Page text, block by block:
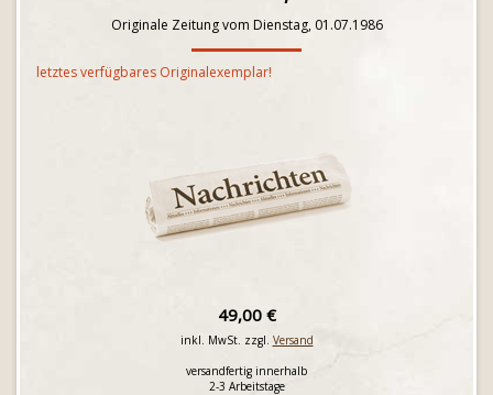
Originale Zeitung vom Dienstag, 01.07.1986
letztes verfügbares Originalexemplar!
49,00 €
inkl. MwSt. zzgl. Versand
versandfertig innerhalb
2-3 Arbeitstage